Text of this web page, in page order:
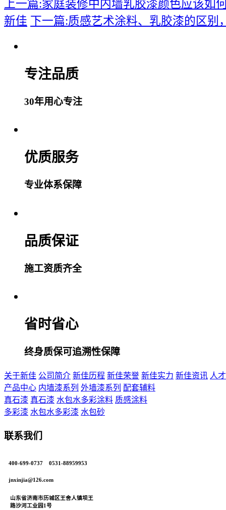
上一篇:家庭装修中内墙乳胶漆颜色应该如
新佳 下一篇:质感艺术涂料、乳胶漆的区别
专注品质
30年用心专注
优质服务
专业体系保障
品质保证
施工资质齐全
省时省心
终身质保可追溯性保障
关于新佳 公司简介 新佳历程 新佳荣誉 新佳实力 新佳资讯 人
产品中心 内墙漆系列 外墙漆系列 配套辅料
真石漆 真石漆 水包水多彩涂料 质感涂料
多彩漆 水包水多彩漆 水包砂
联系我们
400-699-0737 0531-88959953
jnxinjia@126.com
山东省济南市历城区王舍人镇坝王
路沙河工业园1号